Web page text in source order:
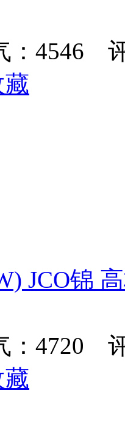
4546
藏
JCO锦
4720
藏